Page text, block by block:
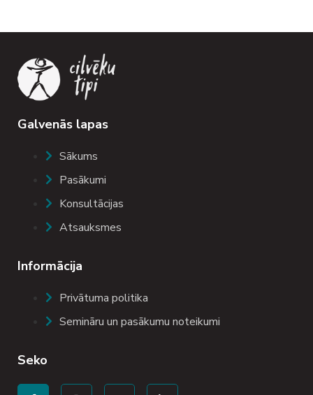
Galvenās lapas
Sākums
Pasākumi
Konsultācijas
Atsauksmes
Informācija
Privātuma politika
Semināru un pasākumu noteikumi
Seko